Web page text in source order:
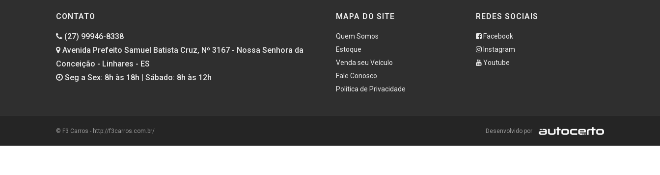
CONTATO
(27) 99946-8338
Avenida Prefeito Samuel Batista Cruz, Nº 3167 - Nossa Senhora da
Conceição - Linhares - ES
Seg a Sex: 8h às 18h | Sábado: 8h às 12h
MAPA DO SITE
Quem Somos
Estoque
Venda seu Veículo
Fale Conosco
Politica de Privacidade
REDES SOCIAIS
Facebook
Instagram
Youtube
© F3 Carros - http://f3carros.com.br/ Desenvolvido por